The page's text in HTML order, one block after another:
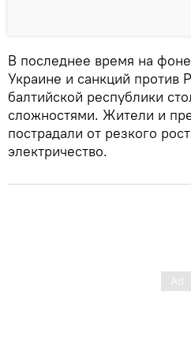
В последнее время на
Украине и санкций против
балтийской республики
сложностями. Жители и
пострадали от резкого
электричество.